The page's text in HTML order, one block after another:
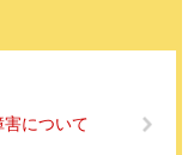
について